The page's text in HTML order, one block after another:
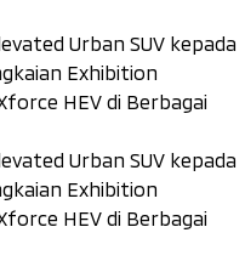
Urban SUV kepada
Exhibition
HEV di Berbagai
Urban SUV kepada
Exhibition
HEV di Berbagai